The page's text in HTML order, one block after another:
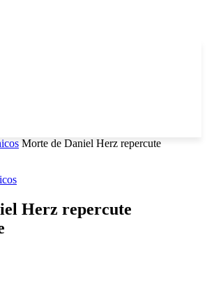
Morte de Daniel Herz repercute
Herz repercute